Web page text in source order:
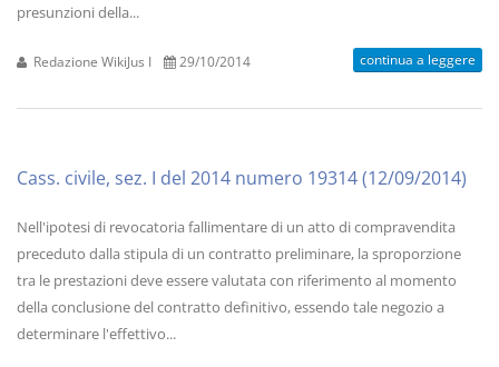
presunzioni della...
Redazione WikiJus I 29/10/2014 continua a leggere
Cass. civile, sez. I del 2014 numero 19314 (12/09/2014)
Nell'ipotesi di revocatoria fallimentare di un atto di compravendita
preceduto dalla stipula di un contratto preliminare, la sproporzione
tra le prestazioni deve essere valutata con riferimento al momento
della conclusione del contratto definitivo, essendo tale negozio a
determinare l'effettivo...